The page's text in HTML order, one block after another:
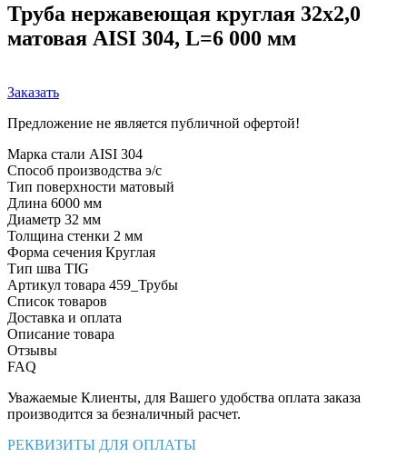
Труба нержавеющая круглая 32х2,0
матовая AISI 304, L=6 000 мм
Заказать
Предложение не является публичной офертой!
Марка стали AISI 304
Способ производства э/с
Тип поверхности матовый
Длина 6000 мм
Диаметр 32 мм
Толщина стенки 2 мм
Форма сечения Круглая
Тип шва TIG
Артикул товара 459_Трубы
Список товаров
Доставка и оплата
Описание товара
Отзывы
FAQ
Уважаемые Клиенты, для Вашего удобства оплата заказа
производится за безналичный расчет.
РЕКВИЗИТЫ ДЛЯ ОПЛАТЫ